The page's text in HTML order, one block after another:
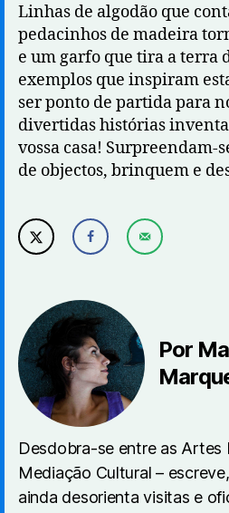
Linhas de algodão que
pedacinhos de madeira
e um garfo que tira a terra
exemplos que inspiram
ser ponto de partida para
divertidas histórias
vossa casa! Surpreendam-
de objectos, brinquem e
Por
Desdobra-se entre as Artes
Mediação Cultural –
ainda desorienta visitas e